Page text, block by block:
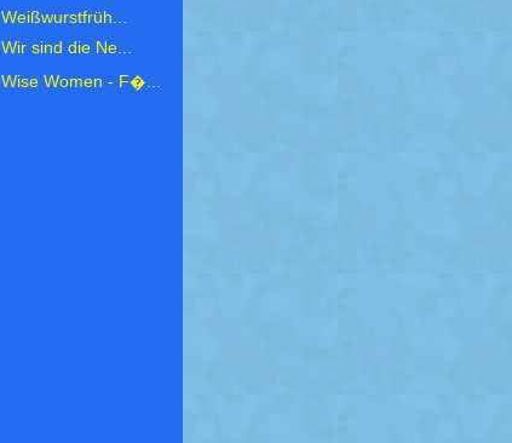
Weißwurstfrüh...
Wir sind die Ne...
Wise Women - F�...